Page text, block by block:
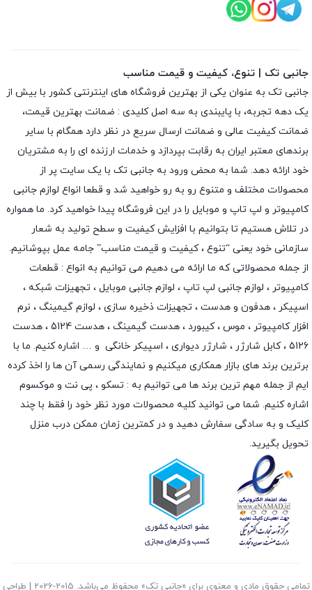
جانبی تک | تنوع، کیفیت و قیمت مناسب
جانبی تک به عنوان یکی از بهترین فروشگاه های اینترنتی کشور با بیش از
یک دهه تجربه، با پایبندی به سه اصل کلیدی : ضمانت بهترین قیمت،
ضمانت کیفیت عالی و ضمانت ارسال سریع در نظر دارد همگام با سایر
برندهای معتبر ایران به رقابت بپردازد و خدمات ارزنده ای را به مشتریان
خود ارائه دهد. شما به محض ورود به جانبی تک با یک سایت پر از
محصولات مختلف و متنوع رو به رو خواهید شد و قطعا انواع لوازم جانبی
کامپیوتر و لپ تاپ و موبایل را در این فروشگاه پیدا خواهید کرد. ما همواره
در تلاش هستیم تا بتوانیم با افزایش کیفیت و سطح تولید به شعار
سازمانی خود یعنی “تنوع ، کیفیت و قیمت مناسب” جامه عمل بپوشانیم.
از جمله محصولاتی که ما ارائه می دهیم می توانیم به انواع : قطعات
کامپیوتر ، لوازم جانبی لپ تاپ ، لوازم جانبی موبایل ، تجهیزات شبکه ،
اسپیکر ، هدفون و هدست ، تجهیزات ذخیره سازی ، لوازم گیمینگ ، نرم
افزار کامپیوتر ، موس ،کیبورد ، هدست گیمینگ
، هدست 5124 ، هدست
5126 ،
کابل شارژر ، شارژر دیواری ، اسپیکر خانگی و … اشاره کنیم. ما با
برترین برند های بازار همکاری میکنیم و نمایندگی رسمی آن ها را اخذ کرده
ایم از جمله مهم ترین برند ها می توانیم به : تسکو ، پی نت و موکسوم
اشاره کنیم. شما می توانید کلیه محصولات مورد نظر خود را فقط با چند
کلیک و به سادگی سفارش دهید و در کمترین زمان ممکن درب منزل
تحویل بگیرید.
تمامی حقوق مادی و معنوی برای «جانبی تک» محفوظ می‌باشد. 2015-2026 | طراحی